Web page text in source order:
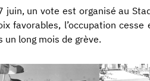
juin, un vote est organisé au
favorables, l’occupation
un long mois de grève.